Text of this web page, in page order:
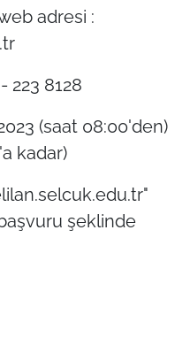
adresi :
223 8128
(saat 08:00'den)
kadar)
şeklinde